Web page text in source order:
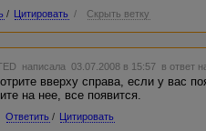
/ Цитировать / Скрыть ветку
написала 03.07.2008 в 15:57 в ответ
вверху справа, если у вас
на нее, все появится.
Ответить / Цитировать